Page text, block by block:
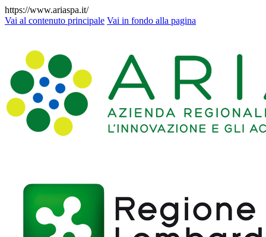
https://www.ariaspa.it/
Vai al contenuto principale Vai in fondo alla pagina